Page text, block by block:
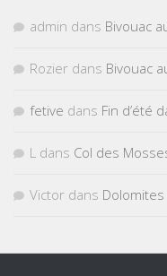
admin dans Bivouac
Rozier dans Bivouac
fetive dans Fin d’été
L dans Col des
Victor dans Dolomites